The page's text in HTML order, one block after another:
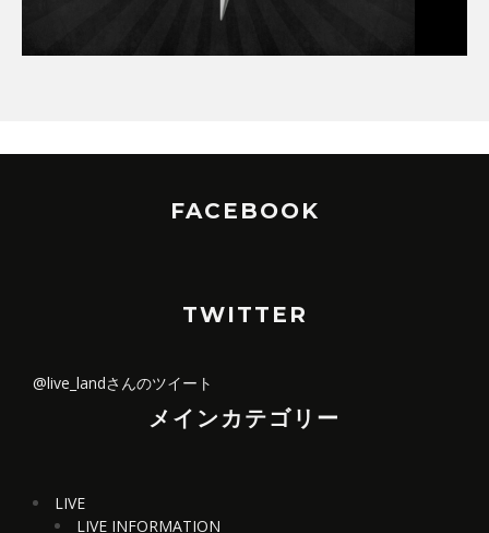
FACEBOOK
TWITTER
@live_landさんのツイート
メインカテゴリー
LIVE
LIVE INFORMATION